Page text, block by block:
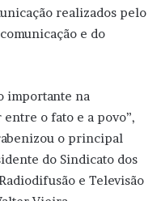
realizados pelo
e do
importante na
o fato e a povo”,
o principal
do Sindicato dos
e Televisão